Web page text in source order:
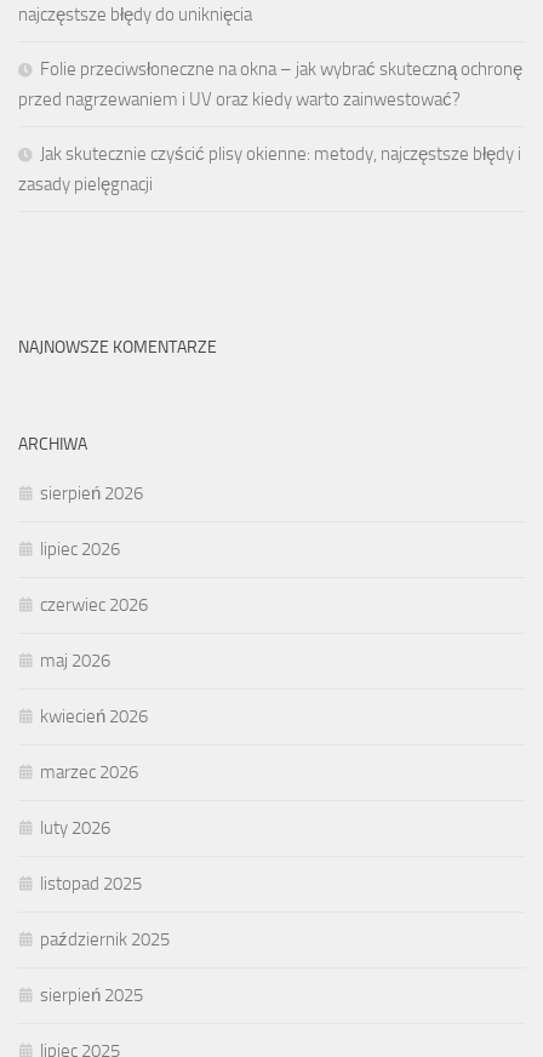
najczęstsze błędy do uniknięcia
Folie przeciwsłoneczne na okna – jak wybrać skuteczną ochronę
przed nagrzewaniem i UV oraz kiedy warto zainwestować?
Jak skutecznie czyścić plisy okienne: metody, najczęstsze błędy i
zasady pielęgnacji
NAJNOWSZE KOMENTARZE
ARCHIWA
sierpień 2026
lipiec 2026
czerwiec 2026
maj 2026
kwiecień 2026
marzec 2026
luty 2026
listopad 2025
październik 2025
sierpień 2025
lipiec 2025